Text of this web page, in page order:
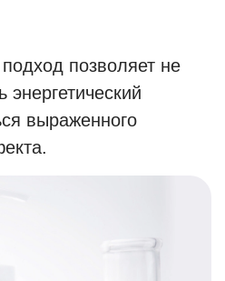
позволяет не
энергетический
выраженного